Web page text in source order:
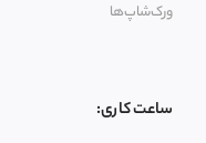
ورک‌شاپ‌ها
ساعت کاری: